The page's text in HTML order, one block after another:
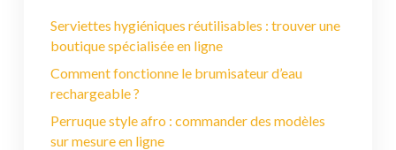
Serviettes hygiéniques réutilisables : trouver une
boutique spécialisée en ligne
Comment fonctionne le brumisateur d’eau
rechargeable ?
Perruque style afro : commander des modèles
sur mesure en ligne